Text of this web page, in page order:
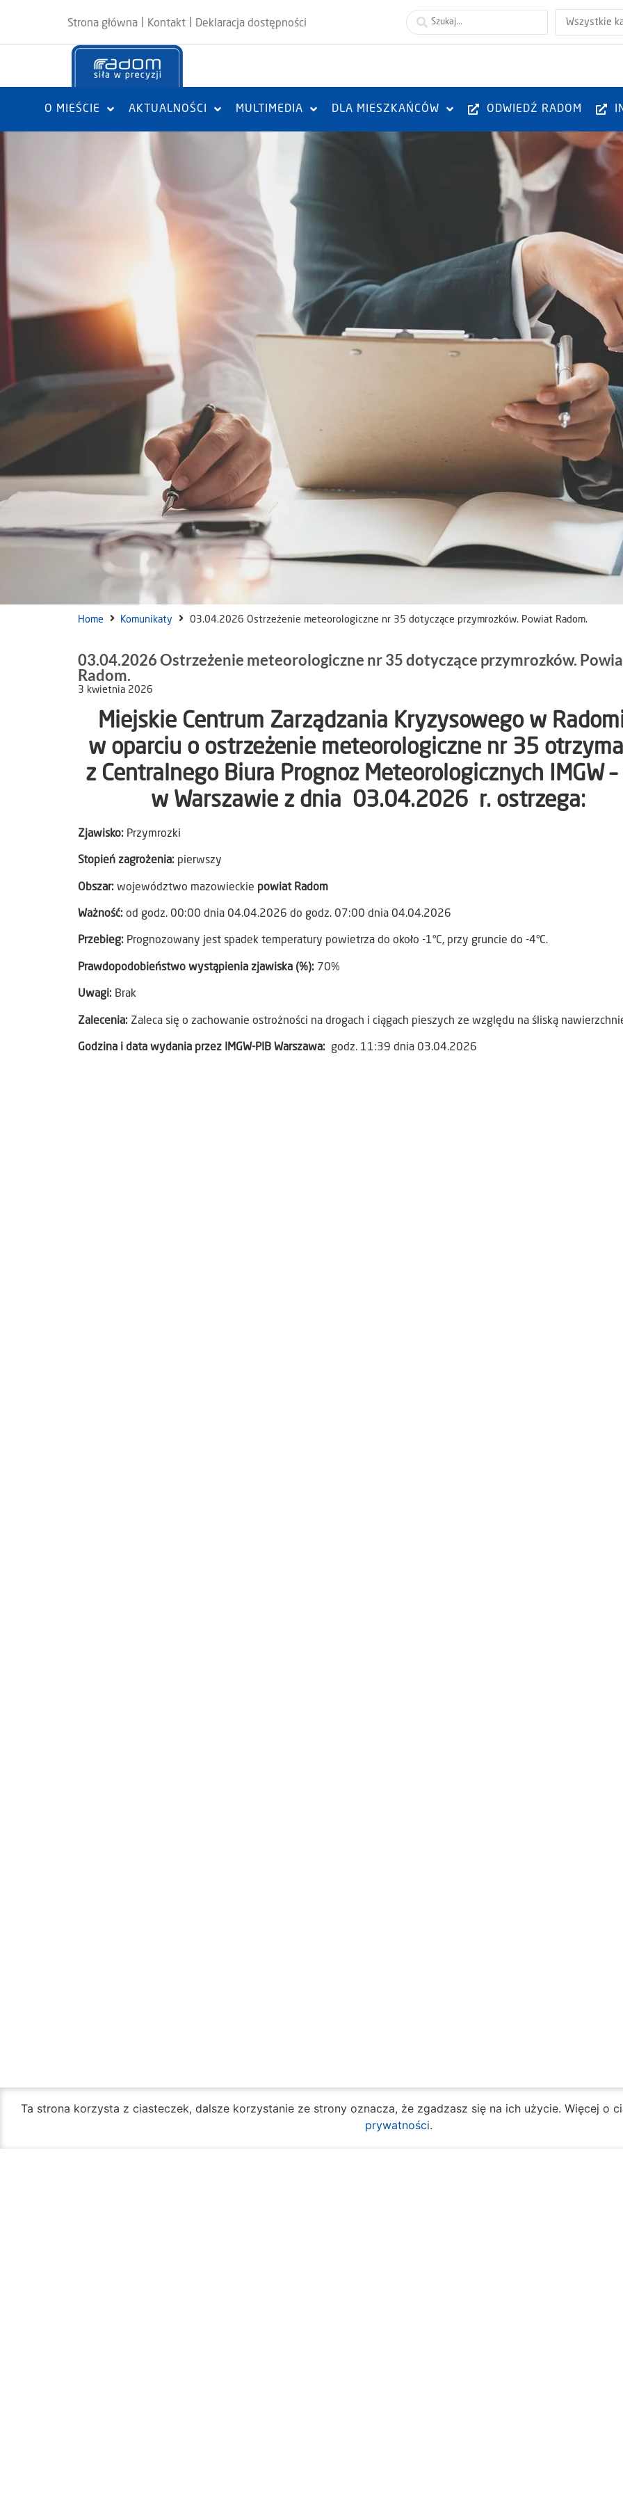
Strona główna Kontakt Deklaracja dostępności Wszystkie
O MIEŚCIE AKTUALNOŚCI MULTIMEDIA DLA MIESZKAŃCÓW ODWIEDŹ RADOM
Home Komunikaty 03.04.2026 Ostrzeżenie meteorologiczne nr 35 dotyczące przymrozków. Powiat Radom.
03.04.2026 Ostrzeżenie meteorologiczne nr 35 dotyczące przymrozków.
Radom.
3 kwietnia 2026
Miejskie Centrum Zarządzania Kryzysowego w
w oparciu o ostrzeżenie meteorologiczne nr 35
z Centralnego Biura Prognoz Meteorologicznych IMGW –
w Warszawie z dnia 03.04.2026 r. ostrzega:
Zjawisko: Przymrozki
Stopień zagrożenia: pierwszy
Obszar: województwo mazowieckie powiat Radom
Ważność: od godz. 00:00 dnia 04.04.2026 do godz. 07:00 dnia 04.04.2026
Przebieg: Prognozowany jest spadek temperatury powietrza do około -1°C, przy gruncie do -4°C.
Prawdopodobieństwo wystąpienia zjawiska (%): 70%
Uwagi: Brak
Zalecenia: Zaleca się o zachowanie ostrożności na drogach i ciągach pieszych ze względu na śliską
Godzina i data wydania przez IMGW-PIB Warszawa: godz. 11:39 dnia 03.04.2026
Ta strona korzysta z ciasteczek, dalsze korzystanie ze strony oznacza, że zgadzasz się na ich użycie. Więcej o
prywatności.